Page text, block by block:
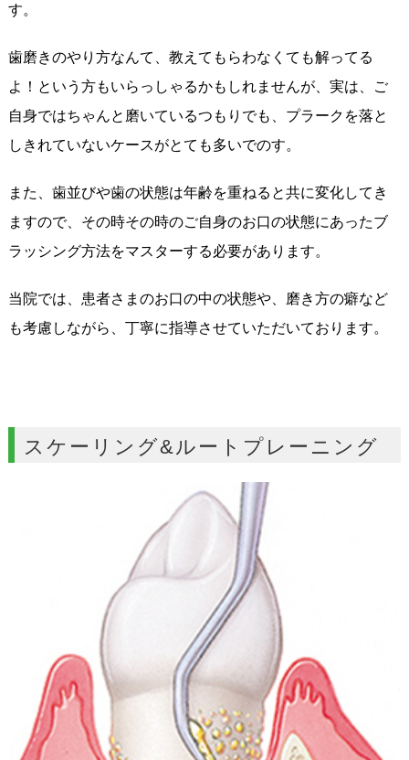
す。
歯磨きのやり方なんて、教えてもらわなくても解ってる
よ！という方もいらっしゃるかもしれませんが、実は、ご
自身ではちゃんと磨いているつもりでも、プラークを落と
しきれていないケースがとても多いでのす。
また、歯並びや歯の状態は年齢を重ねると共に変化してき
ますので、その時その時のご自身のお口の状態にあったブ
ラッシング方法をマスターする必要があります。
当院では、患者さまのお口の中の状態や、磨き方の癖など
も考慮しながら、丁寧に指導させていただいております。
スケーリング&ルートプレーニング